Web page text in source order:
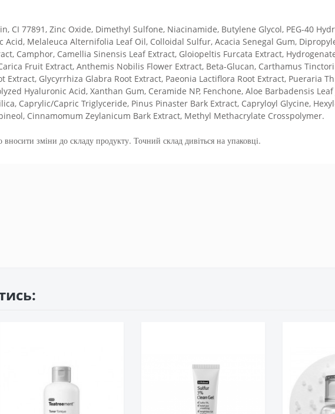
CI 77891, Zinc Oxide, Dimethyl Sulfone, Niacinamide, Butylene Glycol, PEG-40
Acid, Melaleuca Alternifolia Leaf Oil, Colloidal Sulfur, Acacia Senegal Gum,
Camphor, Camellia Sinensis Leaf Extract, Gloiopeltis Furcata Extract,
Fruit Extract, Anthemis Nobilis Flower Extract, Beta-Glucan, Carthamus
Extract, Glycyrrhiza Glabra Root Extract, Paeonia Lactiflora Root Extract, Pueraria
Hyaluronic Acid, Xanthan Gum, Ceramide NP, Fenchone, Aloe Barbadensis
Caprylic/Capric Triglyceride, Pinus Pinaster Bark Extract, Capryloyl Glycine,
Cinnamomum Zeylanicum Bark Extract, Methyl Methacrylate Crosspolymer.
зміни до складу продукту. Точний склад дивіться на упаковці.